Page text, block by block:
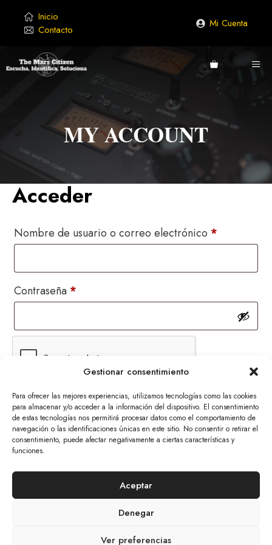
Gestionar consentimiento
Para ofrecer las mejores experiencias, utilizamos tecnologías como las cookies
para almacenar y/o acceder a la información del dispositivo. El consentimiento
de estas tecnologías nos permitirá procesar datos como el comportamiento de
navegación o las identificaciones únicas en este sitio. No consentir o retirar el
consentimiento, puede afectar negativamente a ciertas características y
funciones.
Aceptar
Denegar
Ver preferencias
Inicio
Contacto
Mi Cuenta
MY ACCOUNT
Acceder
Nombre de usuario o correo electrónico *
Contraseña *
Recuérdame
Acceso
¿Olvidaste la contraseña?
© 2026 The Mars Citizen
Aviso Legal Y Política De PrivacidadCookies
Tratamiento De Datos Personales